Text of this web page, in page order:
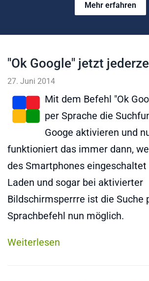
Mehr erfahren
"Ok Google" jetzt
27. Juni 2014
Mit dem Befehl "Ok
per Sprache die
Googe aktivieren und
funktioniert das immer dann,
des Smartphones
Laden und sogar bei aktivierter
Bildschirmsperrre ist die Suche
Sprachbefehl nun möglich.
Weiterlesen